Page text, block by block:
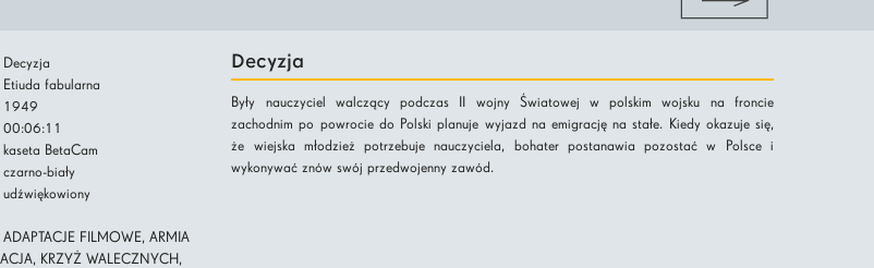
Decyzja
Etiuda fabularna
1949
00:06:11
kaseta BetaCam
czarno-biały
udźwiękowiony
ADAPTACJE FILMOWE, ARMIA
KRZYŻ WALECZNYCH,
Decyzja
Były nauczyciel walczący podczas II wojny Światowej w polskim wojsku na froncie
zachodnim po powrocie do Polski planuje wyjazd na emigrację na stałe. Kiedy okazuje się,
że wiejska młodzież potrzebuje nauczyciela, bohater postanawia pozostać w Polsce i
wykonywać znów swój przedwojenny zawód.